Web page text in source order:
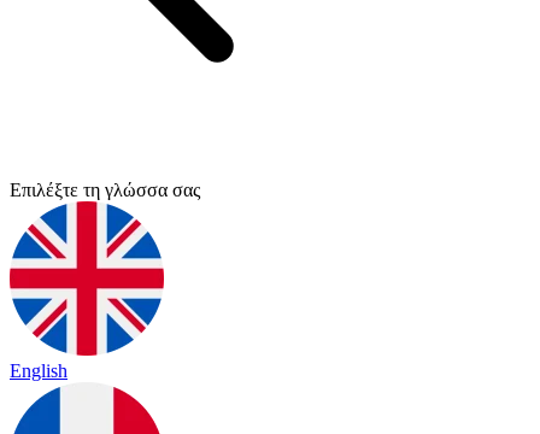
Επιλέξτε τη γλώσσα σας
English